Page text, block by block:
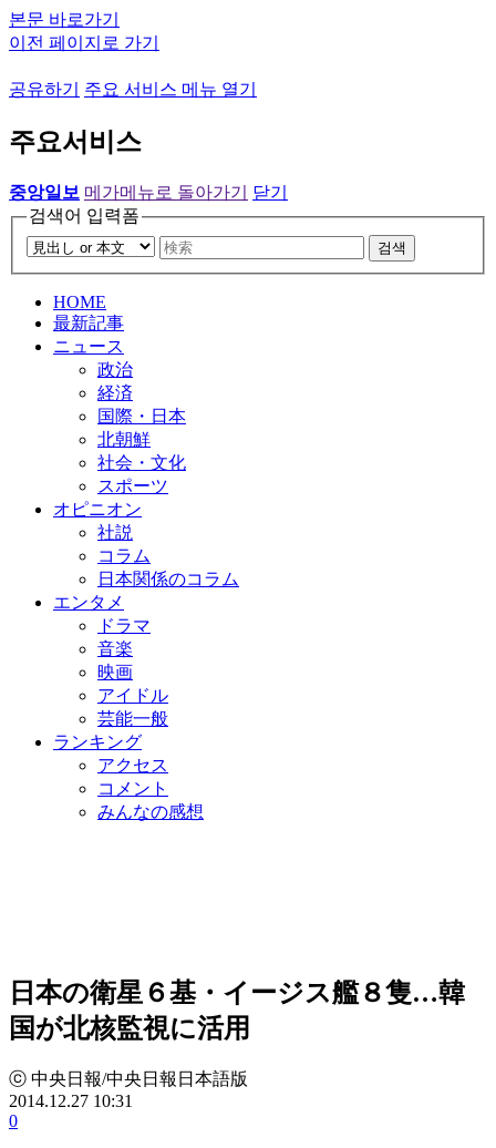
본문 바로가기
이전 페이지로 가기
공유하기 주요 서비스 메뉴 열기
주요서비스
중앙일보 메가메뉴로 돌아가기
닫기
검색어 입력폼
검색
HOME
最新記事
ニュース
政治
経済
国際・日本
北朝鮮
社会・文化
スポーツ
オピニオン
社説
コラム
日本関係のコラム
エンタメ
ドラマ
音楽
映画
アイドル
芸能一般
ランキング
アクセス
コメント
みんなの感想
日本の衛星６基・イージス艦８隻…韓
国が北核監視に活用
ⓒ 中央日報/中央日報日本語版
2014.12.27 10:31
0